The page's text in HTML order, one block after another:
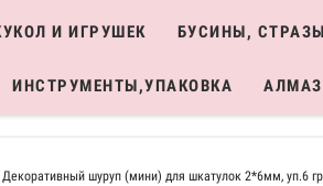
И ИГРУШЕК БУСИНЫ,
ИНСТРУМЕНТЫ,УПАКОВКА
Декоративный шуруп (мини) для шкатулок 2*6мм, уп.6